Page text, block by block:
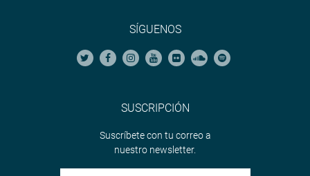
SÍGUENOS
SUSCRIPCIÓN
Suscríbete con tu correo a
nuestro newsletter.